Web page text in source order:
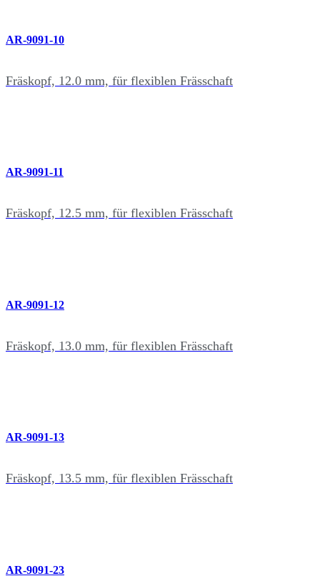
AR-9091-10
Fräskopf, 12.0 mm, für flexiblen Frässchaft
AR-9091-11
Fräskopf, 12.5 mm, für flexiblen Frässchaft
AR-9091-12
Fräskopf, 13.0 mm, für flexiblen Frässchaft
AR-9091-13
Fräskopf, 13.5 mm, für flexiblen Frässchaft
AR-9091-23